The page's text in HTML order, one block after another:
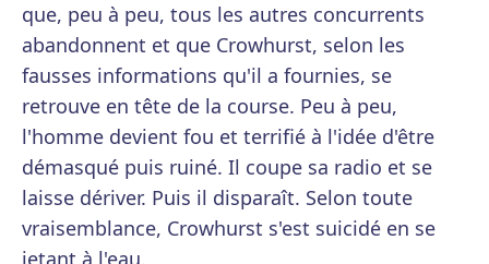
que, peu à peu, tous les autres concurrents
abandonnent et que Crowhurst, selon les
fausses informations qu'il a fournies, se
retrouve en tête de la course. Peu à peu,
l'homme devient fou et terrifié à l'idée d'être
démasqué puis ruiné. Il coupe sa radio et se
laisse dériver. Puis il disparaît. Selon toute
vraisemblance, Crowhurst s'est suicidé en se
jetant à l'eau.